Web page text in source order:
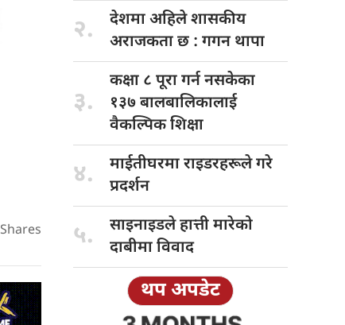
Shares
२. देशमा अहिलेशासकीय
अराजकता छ : गगन थापा
३.
कक्षा ८ पूरा गर्न नसकेका
१३७ बालबालिकालाई
वैकल्पिक शिक्षा
४. माईतीघरमा राइडरहरूलेगरे
प्रदर्शन
५. साइनाइडले हात्तीमारेको
दाबीमा विवाद
थप अपडेट